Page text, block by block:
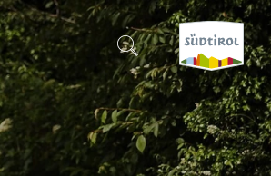
SUCHEN & BUCHEN
ENTDECKE SÜDTIROL